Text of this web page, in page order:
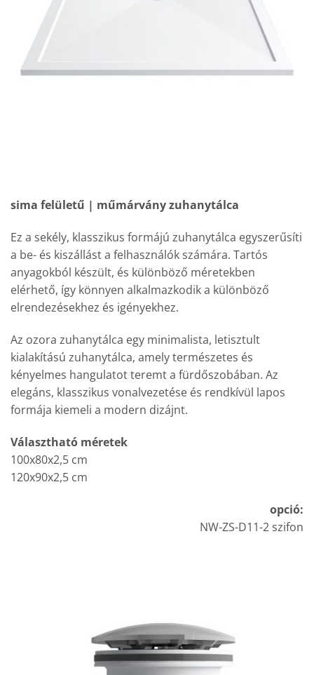
sima felületű | műmárvány zuhanytálca
Ez a sekély, klasszikus formájú zuhanytálca egyszerűsíti
a be- és kiszállást a felhasználók számára. Tartós
anyagokból készült, és különböző méretekben
elérhető, így könnyen alkalmazkodik a különböző
elrendezésekhez és igényekhez.
Az ozora zuhanytálca egy minimalista, letisztult
kialakítású zuhanytálca, amely természetes és
kényelmes hangulatot teremt a fürdőszobában. Az
elegáns, klasszikus vonalvezetése és rendkívül lapos
formája kiemeli a modern dizájnt.
Választható méretek
100x80x2,5 cm
120x90x2,5 cm
opció:
NW-ZS-D11-2 szifon